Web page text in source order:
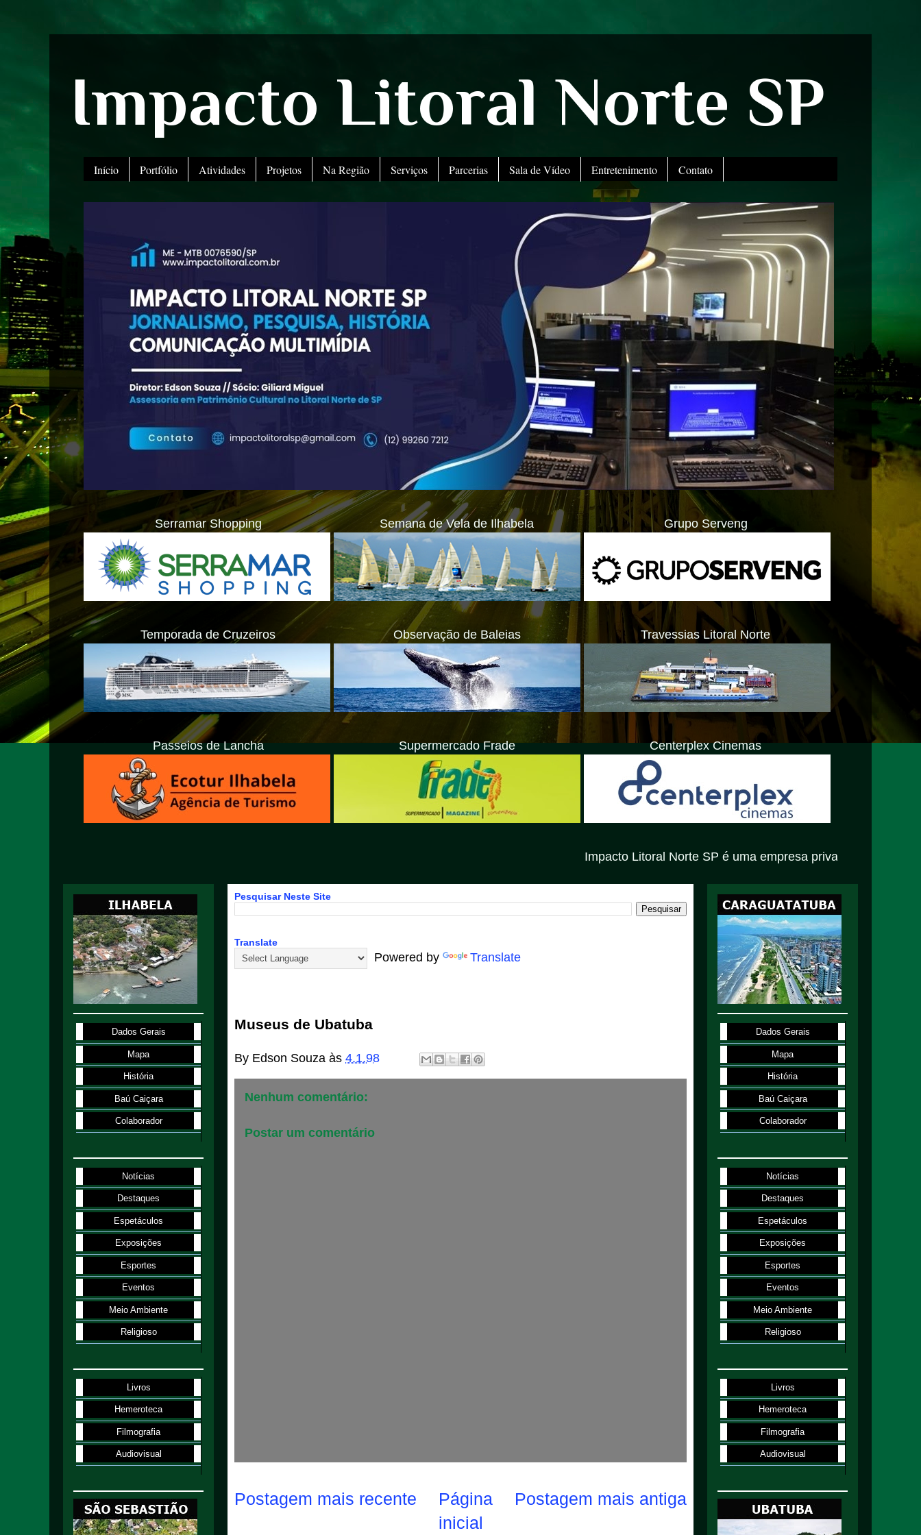
Impacto Litoral Norte SP
Início Portfólio Atividades Projetos Na Região Serviços Parcerias Sala de Vídeo Entretenimento Contato
Serramar Shopping Semana de Vela de Ilhabela Grupo Serveng
Temporada de Cruzeiros Observação de Baleias Travessias Litoral Norte
Passeios de Lancha Supermercado Frade Centerplex Cinemas
Impacto Litoral Norte SP é uma empresa privada com atendimento
Pesquisar Neste Site
Translate
Powered by Translate
Museus de Ubatuba
By Edson Souza às 4.1.98
Nenhum comentário:
Postar um comentário
Postagem mais recente Postagem mais antiga
Página
inicial
Dados Gerais
Mapa
História
Baú Caiçara
Colaborador
Notícias
Destaques
Espetáculos
Exposições
Esportes
Eventos
Meio Ambiente
Religioso
Livros
Hemeroteca
Filmografia
Audiovisual
Dados Gerais
Mapa
História
Baú Caiçara
Colaborador
Notícias
Destaques
Espetáculos
Exposições
Esportes
Eventos
Meio Ambiente
Religioso
Livros
Hemeroteca
Filmografia
Audiovisual